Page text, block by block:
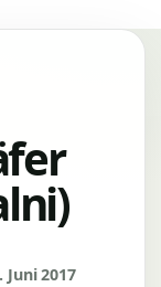
Juni 2017